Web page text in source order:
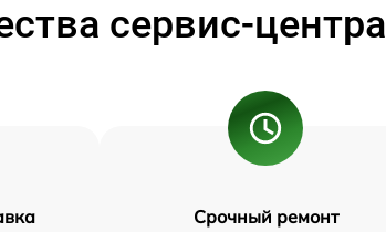
сервис-центра
Срочный ремонт